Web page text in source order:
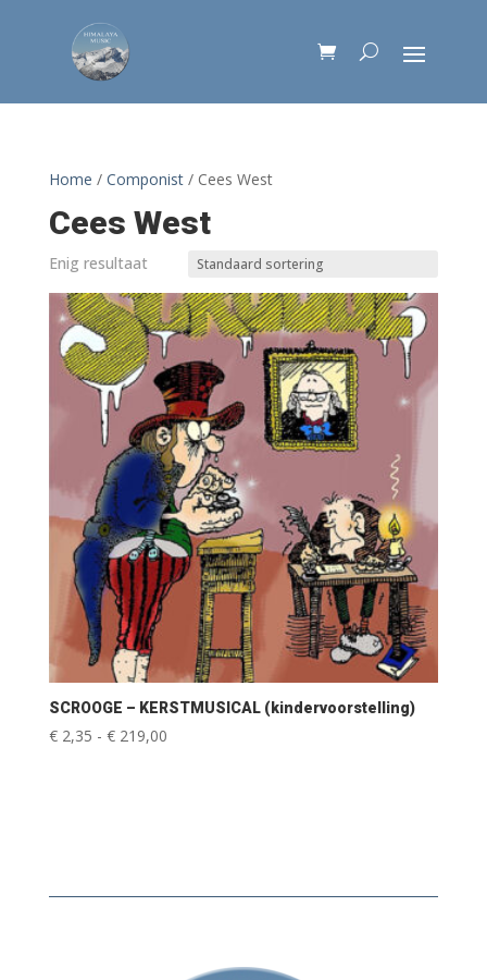
Home / Componist/ Cees West
Cees West
Enig resultaat
SCROOGE – KERSTMUSICAL (kindervoorstelling)
€2,35 - €219,00Prijsklasse: